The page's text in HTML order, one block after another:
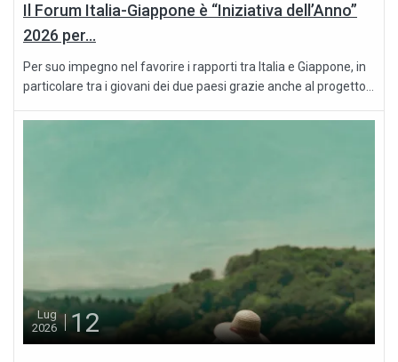
Il Forum Italia-Giappone è “Iniziativa dell’Anno”
2026 per...
Per suo impegno nel favorire i rapporti tra Italia e Giappone, in
particolare tra i giovani dei due paesi grazie anche al progetto...
Lug
2026
12